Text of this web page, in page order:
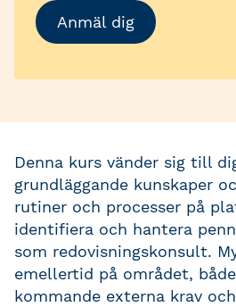
Anmäl dig
Denna kurs vänder sig till
grundläggande kunskaper
rutiner och processer på
identifiera och hantera
som redovisningskonsult.
emellertid på området,
kommande externa krav